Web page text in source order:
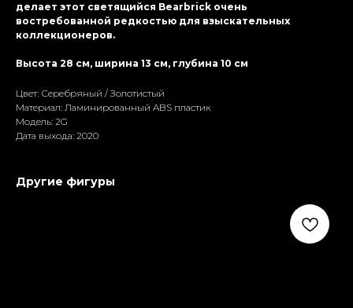
делает этот светящийся Bearbrick очень
востребованной редкостью для взыскательных
коллекционеров.
Высота 28 см, ширина 13 см, глубина 10 см
Цвет: Серебряный / Золотистый
Материал: Ламиниpoванный ABS пластик
Модель: 2G
Дата выхода: 2020
Другие фигуры